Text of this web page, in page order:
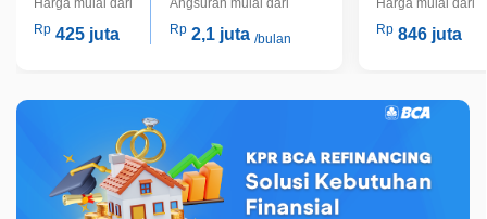
Rp 425 juta
Rp 2,1 juta /bulan
Rp 846 juta